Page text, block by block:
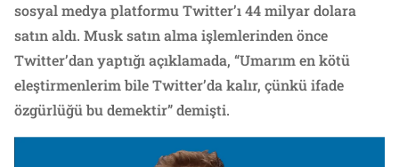
sosyal medya platformu Twitter’ı 44 milyar dolara
satın aldı. Musk satın alma işlemlerinden önce
Twitter’dan yaptığı açıklamada, “Umarım en kötü
eleştirmenlerim bile Twitter’da kalır, çünkü ifade
özgürlüğü bu demektir” demişti.